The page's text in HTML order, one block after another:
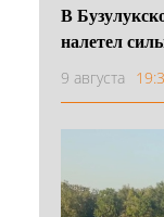
В
налетел
9 августа